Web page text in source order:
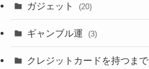
ガジェット (20)
ギャンブル運 (3)
クレジットカードを持つまで